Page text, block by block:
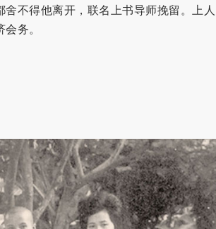
不得他离开，联名上书导师挽留。上人
务。